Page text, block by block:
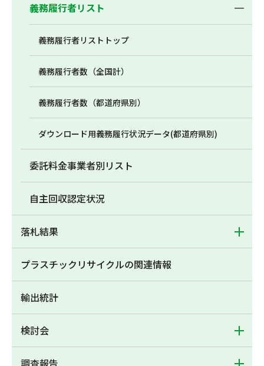
義務履行者リスト
義務履行者リストトップ
義務履行者数（全国計）
義務履行者数（都道府県別）
ダウンロード用義務履行状況データ(都道府県別)
委託料金事業者別リスト
自主回収認定状況
落札結果
プラスチックリサイクルの関連情報
輸出統計
検討会
調査報告